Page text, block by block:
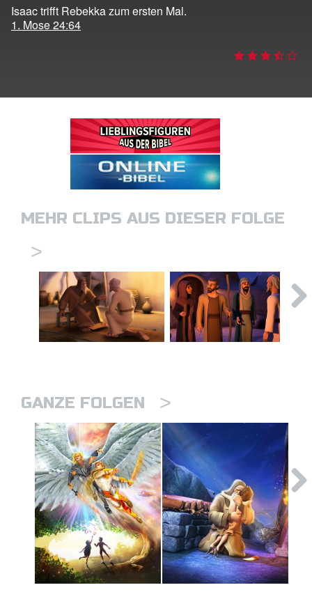
ändern
Isaac trifft Rebekka zum ersten Mal.
1. Mose 24:64
MEHR CLIPS AUS DIESER FOLGE
>
GANZE FOLGEN >